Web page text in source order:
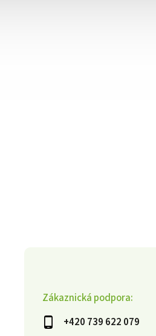
Zákaznická podpora:
+420 739 622 079